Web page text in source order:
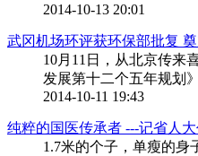
2014-10-13 20:01
武冈机场环评获环保部批复
10月11日，从北京传来
发展第十二个五年规划
2014-10-11 19:43
纯粹的国医传承者 ---记省人
1.7米的个子，单瘦的